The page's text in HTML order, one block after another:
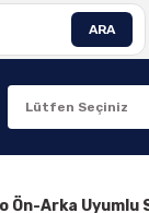
ARA
Ön-Arka Uyumlu